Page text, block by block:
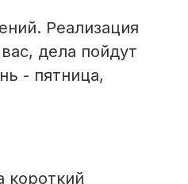
Реализация
дела пойдут
- пятница,
короткий